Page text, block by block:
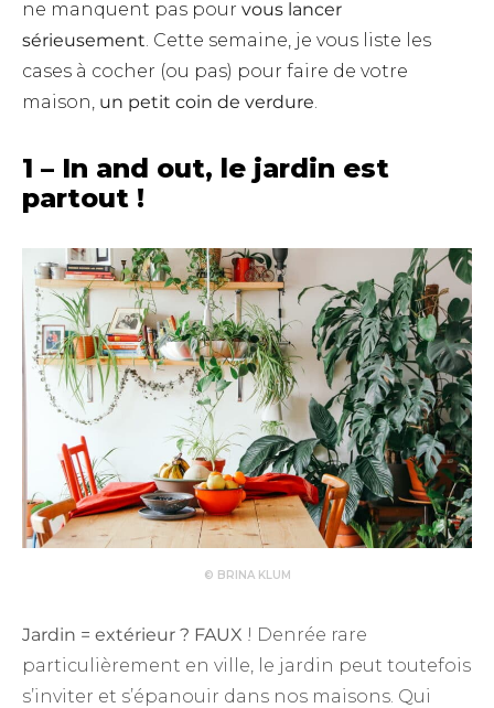
ne manquent pas pour vous lancer
sérieusement. Cette semaine, je vous liste les
cases à cocher (ou pas) pour faire de votre
maison, un petit coin de verdure.
1 – In and out, le jardin est
partout !
© BRINA KLUM
Jardin = extérieur ? FAUX ! Denrée rare
particulièrement en ville, le jardin peut toutefois
s’inviter et s’épanouir dans nos maisons. Qui